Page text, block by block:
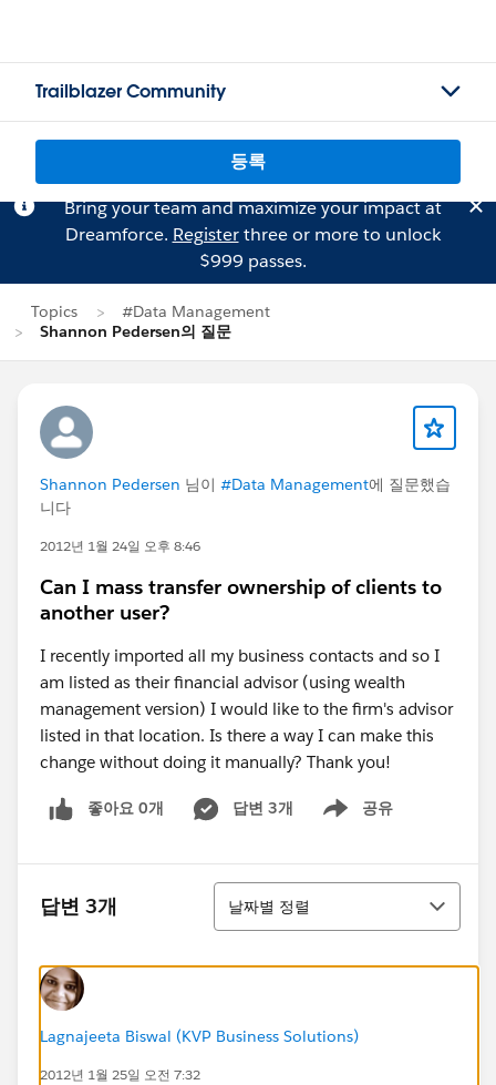
Trailblazer Community
등록
Bring your team and maximize your impact at
Dreamforce. Registerthree or more to unlock
$999 passes.
Topics
#Data Management
Shannon Pedersen의 질문
Shannon Pedersen 님이 #Data Management에 질문했습
니다
2012년 1월 24일 오후 8:46
Can I mass transfer ownership of clients to
another user?
I recently imported all my business contacts and so I
am listed as their financial advisor (using wealth
management version) I would like to the firm's advisor
listed in that location. Is there a way I can make this
change without doing it manually? Thank you!
좋아요 0개 답변 3개 공유
Show menu
답변 3개
정렬
날짜별 정렬
Lagnajeeta Biswal (KVP Business Solutions)
2012년 1월 25일 오전 7:32